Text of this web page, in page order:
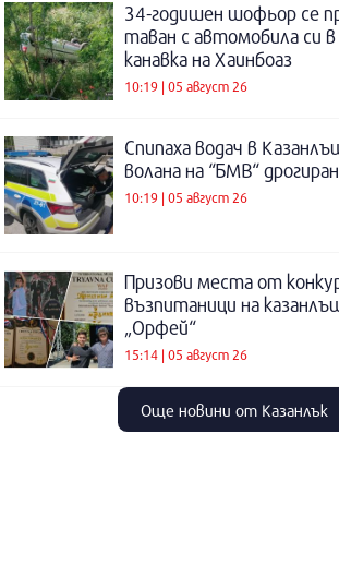
34-годишен шофьор се
таван с автомобила си
канавка на Хаинбоаз
10:19 | 05 август 26
Спипаха водач в
волана на “БМВ“ дрогиран
10:19 | 05 август 26
Призови места от
възпитаници на
„Орфей“
15:14 | 05 август 26
Още новини от Казанлък